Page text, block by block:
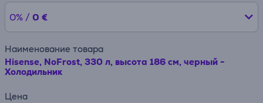
0% / 0 €
Наименование товара
Hisense, NoFrost, 330 л, высота 186 см, черный -
Холодильник
Цена